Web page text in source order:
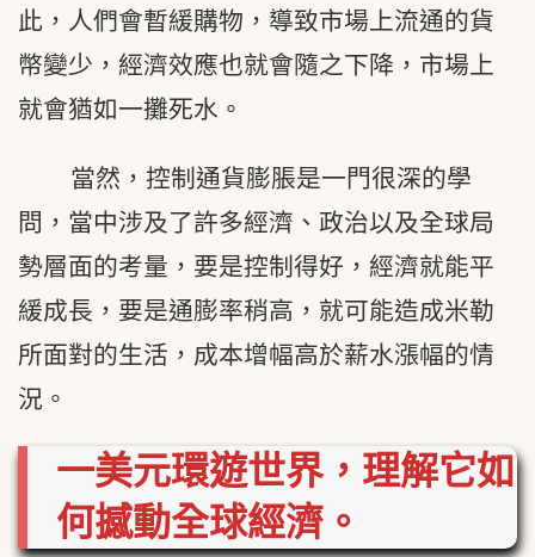
此，人們會暫緩購物，導致市場上流通的貨
幣變少，經濟效應也就會隨之下降，市場上
就會猶如一攤死水。
當然，控制通貨膨脹是一門很深的學
問，當中涉及了許多經濟、政治以及全球局
勢層面的考量，要是控制得好，經濟就能平
緩成長，要是通膨率稍高，就可能造成米勒
所面對的生活，成本增幅高於薪水漲幅的情
況。
一美元環遊世界，理解它如
何撼動全球經濟。